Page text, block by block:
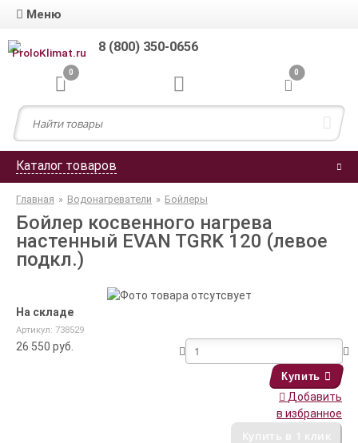
Меню
8 (800) 350-0656
0 0
Каталог товаров
Главная » Водонагреватели » Бойлеры
Бойлер косвенного нагрева
настенный EVAN TGRK 120 (левое
подкл.)
На складе
Артикул: 738529
26 550 руб.
Купить
Добавить
в избранное